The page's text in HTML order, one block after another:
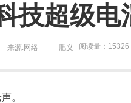
技超级
来源:网络 肥义 阅读量：15326
。